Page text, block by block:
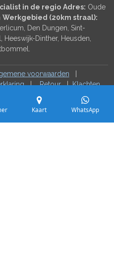
in de regio Adres: Oude
Werkgebied (20km straal):
Den Dungen, Sint-
Dinther, Heusden,
voorwaarden
|Retour|Klachten
Kaart WhatsApp